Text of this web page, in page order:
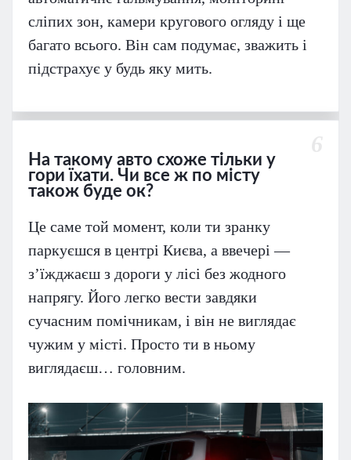
сліпих зон, камери кругового огляду і ще
багато всього. Він сам подумає, зважить і
підстрахує у будь яку мить.
На такому авто схоже тільки у
гори їхати. Чи все ж по місту
також буде ок?
Це саме той момент, коли ти зранку
паркуєшся в центрі Києва, а ввечері —
з’їжджаєш з дороги у лісі без жодного
напрягу. Його легко вести завдяки
сучасним помічникам, і він не виглядає
чужим у місті. Просто ти в ньому
виглядаєш… головним.